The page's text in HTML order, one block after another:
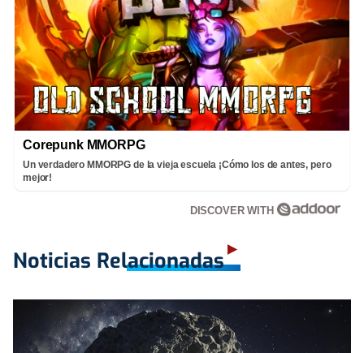
Corepunk MMORPG
Un verdadero MMORPG de la vieja escuela ¡Cómo los de antes, pero
mejor!
DISCOVER WITH
Noticias Relacionadas